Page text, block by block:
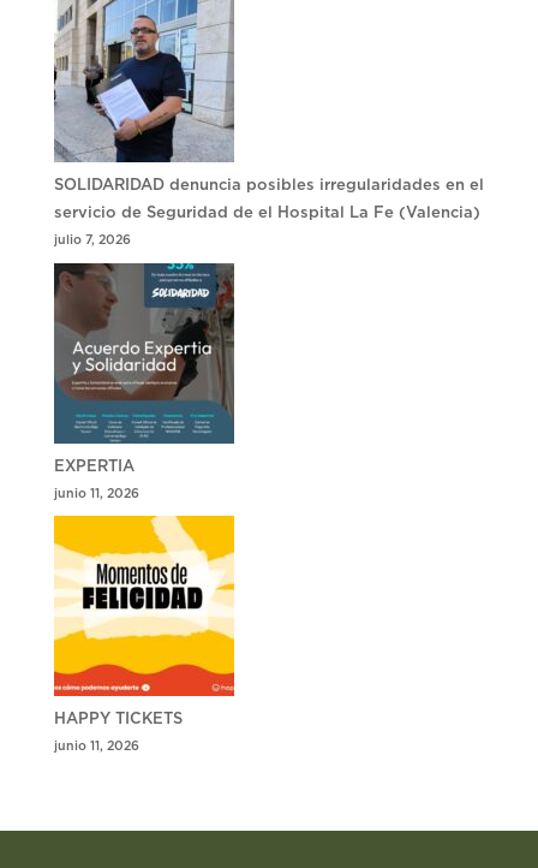
SOLIDARIDAD denuncia posibles irregularidades en el
servicio de Seguridad de el Hospital La Fe (Valencia)
julio 7, 2026
EXPERTIA
junio 11, 2026
HAPPY TICKETS
junio 11, 2026